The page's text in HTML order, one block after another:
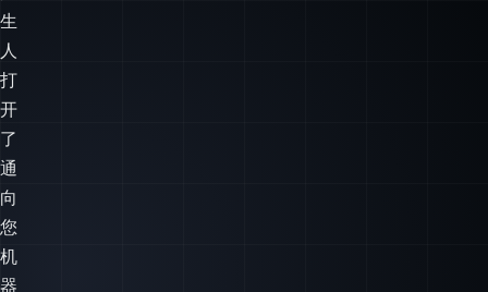
于
为
陌
生
人
打
开
了
通
向